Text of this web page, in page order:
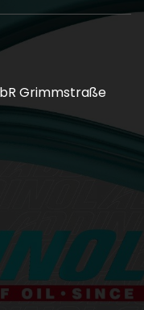
Grimmstraße